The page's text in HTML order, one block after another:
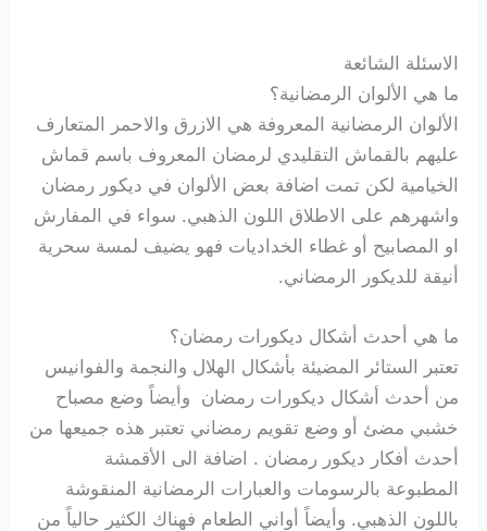
الاسئلة الشائعة
ما هي الألوان الرمضانية؟
الألوان الرمضانية المعروفة هي الازرق والاحمر المتعارف
عليهم بالقماش التقليدي لرمضان المعروف باسم قماش
الخيامية لكن تمت اضافة بعض الألوان في ديكور رمضان
واشهرهم على الاطلاق اللون الذهبي. سواء في المفارش
او المصابيح أو غطاء الخداديات فهو يضيف لمسة سحرية
أنيقة للديكور الرمضاني.
ما هي أحدث أشكال ديكورات رمضان؟
تعتبر الستائر المضيئة بأشكال الهلال والنجمة والفوانيس
من أحدث أشكال ديكورات رمضان وأيضاً وضع مصباح
خشبي مضئ أو وضع تقويم رمضاني تعتبر هذه جميعها من
أحدث أفكار ديكور رمضان . اضافة الى الأقمشة
المطبوعة بالرسومات والعبارات الرمضانية المنقوشة
باللون الذهبي. وأيضاً أواني الطعام فهناك الكثير حالياً من